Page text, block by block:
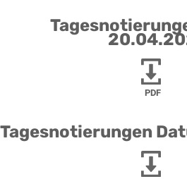
PDF
Tagesnotierungen